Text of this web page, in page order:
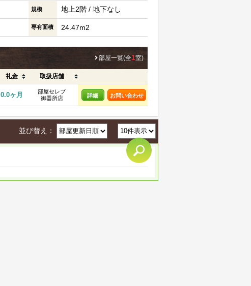
規模 地上2階 / 地下なし
専有面積 24.47m2
部屋一覧(全1室)
礼金 取扱店舗
0.0ヶ月
部屋セレブ
御器所店
詳細 お問い合わせ
並び替え：